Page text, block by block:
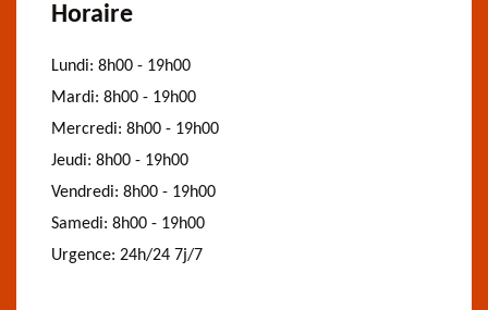
Horaire
Lundi: 8h00 - 19h00
Mardi: 8h00 - 19h00
Mercredi: 8h00 - 19h00
Jeudi: 8h00 - 19h00
Vendredi: 8h00 - 19h00
Samedi: 8h00 - 19h00
Urgence: 24h/24 7j/7